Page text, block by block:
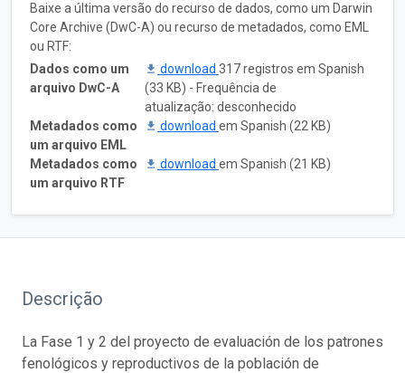
Baixe a última versão do recurso de dados, como um Darwin
Core Archive (DwC-A) ou recurso de metadados, como EML
ou RTF:
Dados como um
arquivo DwC-A
download 317 registros em Spanish
(33 KB) - Frequência de
atualização: desconhecido
Metadados como
um arquivo EML
download em Spanish (22 KB)
Metadados como
um arquivo RTF
download em Spanish (21 KB)
Descrição
La Fase 1 y 2 del proyecto de evaluación de los patrones
fenológicos y reproductivos de la población de